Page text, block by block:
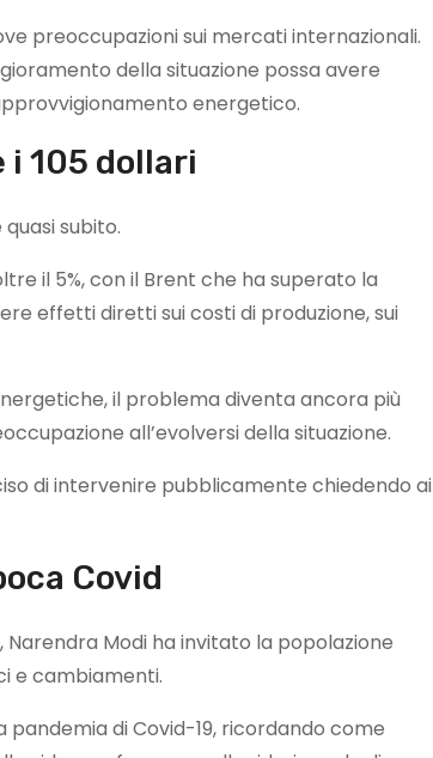
preoccupazioni sui mercati internazionali.
della situazione possa avere
energetico.
105 dollari
subito.
il 5%, con il Brent che ha superato la
effetti diretti sui costi di produzione, sui
il problema diventa ancora più
all’evolversi della situazione.
di intervenire pubblicamente chiedendo ai
Covid
Modi ha invitato la popolazione
e cambiamenti.
di Covid-19, ricordando come